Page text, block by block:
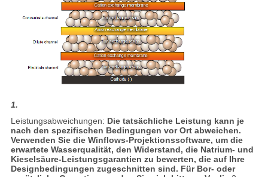
1.
Leistungsabweichungen: Die tatsächliche Leistung kann je
nach den spezifischen Bedingungen vor Ort abweichen.
Verwenden Sie die Winflows-Projektionssoftware, um die
erwartete Wasserqualität, den Widerstand, die Natrium- und
Kieselsäure-Leistungsgarantien zu bewerten, die auf Ihre
Designbedingungen zugeschnitten sind. Für Bor- oder